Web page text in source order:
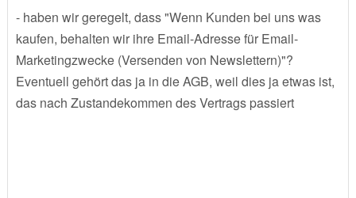
- haben wir geregelt, dass "Wenn Kunden bei uns was
kaufen, behalten wir ihre Email-Adresse für Email-
Marketingzwecke (Versenden von Newslettern)"?
Eventuell gehört das ja in die AGB, weil dies ja etwas ist,
das nach Zustandekommen des Vertrags passiert